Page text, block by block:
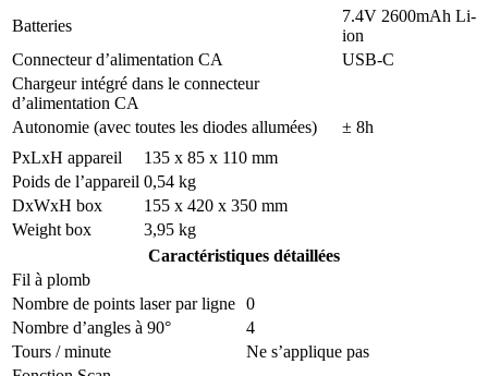
Batteries
7.4V 2600mAh Li-
ion
Connecteur d’alimentation CA
USB-C
Chargeur intégré dans le connecteur
d’alimentation CA
Autonomie (avec toutes les diodes allumées)
± 8h
PxLxH appareil
135 x 85 x 110 mm
Poids de l’appareil 0,54 kg
DxWxH box
155 x 420 x 350 mm
Weight box
3,95 kg
Caractéristiques détaillées
Fil à plomb
Nombre de points laser par ligne 0
Nombre d’angles à 90°
4
Tours / minute
Ne s’applique pas